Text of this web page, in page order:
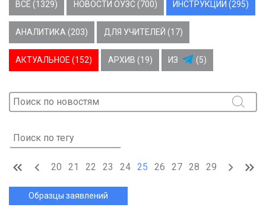
ВСЕ (1329) НОВОСТИ ОУЗС (700) ИНСТРУКЦИИ (295)
АНАЛИТИКА (203) ДЛЯ УЧИТЕЛЕЙ (17)
АКТУАЛЬНОЕ (152) АРХИВ (19) ИЗ (5)
20 21 22 23 24 25 26 27 28 29
Образцы заявлений